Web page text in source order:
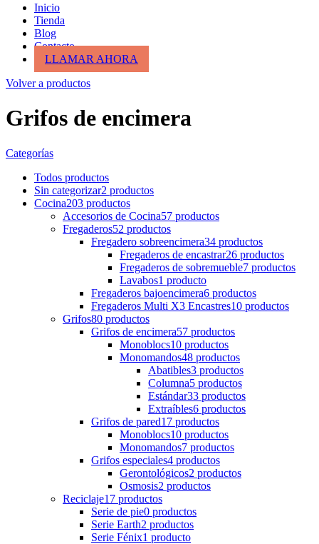
Inicio
Tienda
Blog
Contacto
LLAMAR AHORA
Volver a productos
Grifos de encimera
Categorías
Todos productos
Sin categorizar2 productos
Cocina203 productos
Accesorios de Cocina57 productos
Fregaderos52 productos
Fregadero sobreencimera34 productos
Fregaderos de encastrar26 productos
Fregaderos de sobremueble7 productos
Lavabos1 producto
Fregaderos bajoencimera6 productos
Fregaderos Multi X3 Encastres10 productos
Grifos80 productos
Grifos de encimera57 productos
Monoblocs10 productos
Monomandos48 productos
Abatibles3 productos
Columna5 productos
Estándar33 productos
Extraíbles6 productos
Grifos de pared17 productos
Monoblocs10 productos
Monomandos7 productos
Grifos especiales4 productos
Gerontológicos2 productos
Osmosis2 productos
Reciclaje17 productos
Serie de pie0 productos
Serie Earth2 productos
Serie Fénix1 producto